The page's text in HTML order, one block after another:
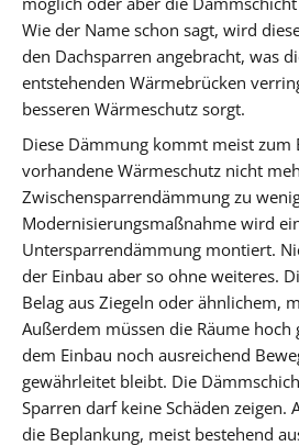
Wie der Name schon sagt, wird
den Dachsparren angebracht, was
entstehenden Wärmebrücken
besseren Wärmeschutz sorgt.
Diese Dämmung kommt meist zum
vorhandene Wärmeschutz nicht
Zwischensparrendämmung zu
Modernisierungsmaßnahme wird
Untersparrendämmung montiert.
der Einbau aber so ohne weiteres.
Belag aus Ziegeln oder ähnlichem,
Außerdem müssen die Räume hoch
dem Einbau noch ausreichend
gewährleitet bleibt. Die
Sparren darf keine Schäden zeigen.
die Beplankung, meist bestehend